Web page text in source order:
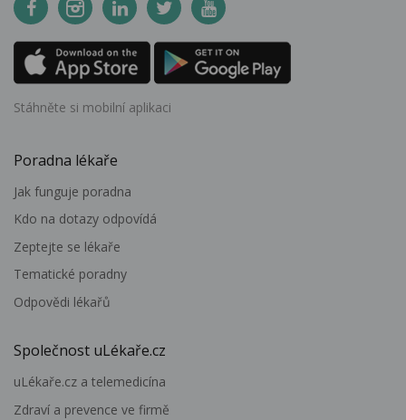
Stáhněte si mobilní aplikaci
Poradna lékaře
Jak funguje poradna
Kdo na dotazy odpovídá
Zeptejte se lékaře
Tematické poradny
Odpovědi lékařů
Společnost uLékaře.cz
uLékaře.cz a telemedicína
Zdraví a prevence ve firmě